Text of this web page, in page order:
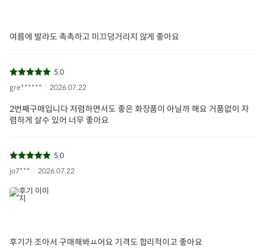
여름에 발라도 촉촉하고 미끄덩거리지 않게 좋아요
5.0
gre******
2026.07.22
2번째구매입니다 저렴하면서도 좋은 화장품이 아닐까 해요 거품없이 자
렴하게 살수 있어 너무 좋아요
5.0
jo7***
2026.07.22
후기가 조아서 구매해봐ㅛ어요 기격도 합리적이고 좋아요